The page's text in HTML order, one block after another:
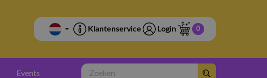
Klantenservice Login 0
Events
Zoeken